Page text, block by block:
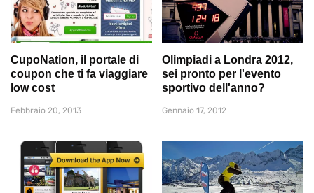
CupoNation, il portale di
coupon che ti fa viaggiare
low cost
Febbraio 20, 2013
Olimpiadi a Londra 2012,
sei pronto per l'evento
sportivo dell'anno?
Gennaio 17, 2012